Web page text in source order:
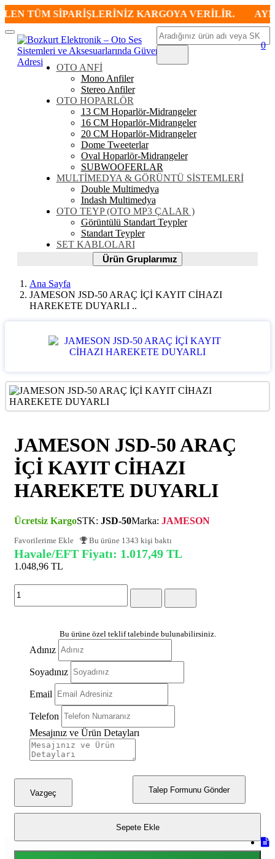
TÜM SİPARİŞLERİNİZ KARGOYA VERİLİR. AYNI
Mobil
Menü
Ara
0
OTO ANFİ
Mono Anfiler
Stereo Anfiler
OTO HOPARLÖR
13 CM Hoparlör-Midrangeler
16 CM Hoparlör-Midrangeler
20 CM Hoparlör-Midrangeler
Dome Tweeterlar
Oval Hoparlör-Midrangeler
SUBWOOFERLAR
MULTİMEDYA & GÖRÜNTÜ SİSTEMLERİ
Double Multimedya
Indash Multimedya
OTO TEYP (OTO MP3 ÇALAR )
Görüntülü Standart Teypler
Standart Teypler
SET KABLOLARI
Ürün
Gruplarımız
Ürün Gruplarımız
Ana Sayfa
JAMESON JSD-50 ARAÇ İÇİ KAYIT CİHAZI
HAREKETE DUYARLI ..
JAMESON JSD-50 ARAÇ
İÇİ KAYIT CİHAZI
HAREKETE DUYARLI
Ücretsiz KargoSTK: JSD-50Marka: JAMESON
Favorilerime Ekle Bu ürüne 1343 kişi baktı
Havale/EFT Fiyatı: 1.017,49 TL
1.048,96 TL
Bu ürüne özel teklif talebinde bulunabilirsiniz.
Adınız
Soyadınız
Email
Telefon
Mesajınız ve Ürün Detayları
Talep Formunu Gönder
Vazgeç
Sepete Ekle